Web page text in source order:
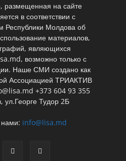
размещенная на сайте
в соответствии с
Республики Молдова об
материалов,
являющихся
возможно только с
Наше СМИ создано как
Ассоциацией ТРИАКТИВ
+373 604 93 355
ул.Георге Тудор 2Б
нами: info@lisa.md